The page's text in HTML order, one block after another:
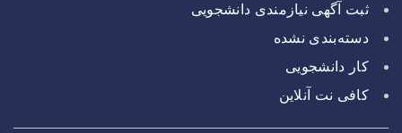
ثبت آگهی نیازمندی دانشجویی
دسته‌بندی نشده
کار دانشجویی
کافی نت آنلاین